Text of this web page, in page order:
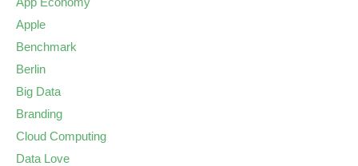
Apple
Benchmark
Berlin
Big Data
Branding
Cloud Computing
Data Love